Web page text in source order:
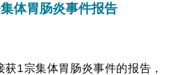
体胃肠炎事件报告
获1宗集体胃肠炎事件的报告，